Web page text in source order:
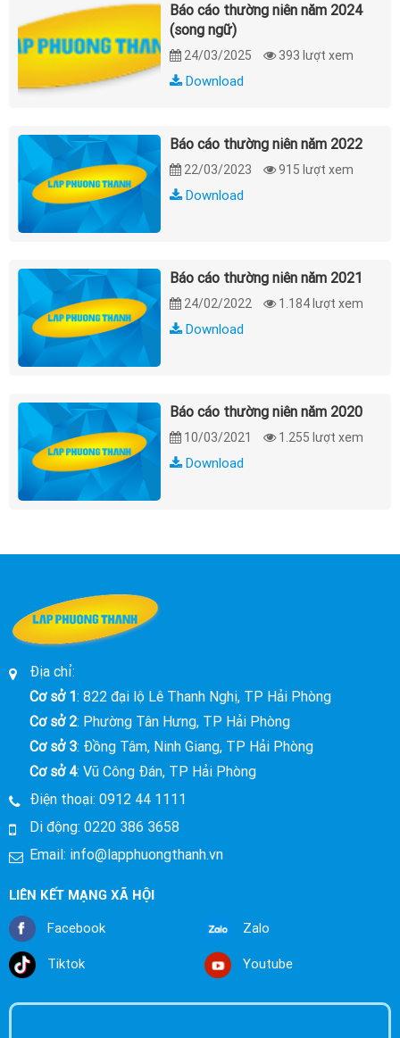
Báo cáo thường niên năm 2024
(song ngữ)
24/03/2025 393 lượt xem
Download
Báo cáo thường niên năm 2022
22/03/2023 915 lượt xem
Download
Báo cáo thường niên năm 2021
24/02/2022 1.184 lượt xem
Download
Báo cáo thường niên năm 2020
10/03/2021 1.255 lượt xem
Download
Địa chỉ:
Cơ sở 1: 822 đại lộ Lê Thanh Nghị, TP Hải Phòng
Cơ sở 2: Phường Tân Hưng, TP Hải Phòng
Cơ sở 3: Đồng Tâm, Ninh Giang, TP Hải Phòng
Cơ sở 4: Vũ Công Đán, TP Hải Phòng
Điện thoại: 0912 44 1111
Di động: 0220 386 3658
Email: info@lapphuongthanh.vn
LIÊN KẾT MẠNG XÃ HỘI
Facebook Zalo
Tiktok Youtube